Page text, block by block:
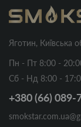
Яготин, Київська
Пн - Пт 8:00 -
Сб - Нд 8:00 -
+380 (66) 089-